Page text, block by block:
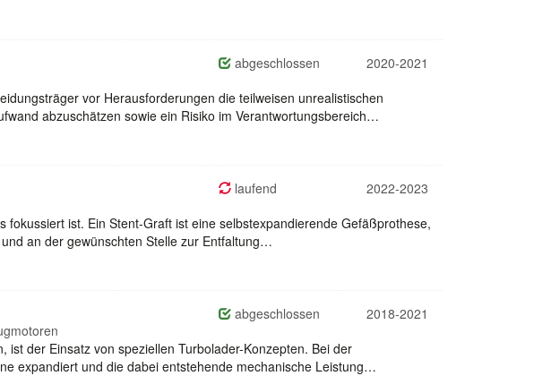
abgeschlossen
2020-2021
vor Herausforderungen die teilweisen unrealistischen
abzuschätzen sowie ein Risiko im Verantwortungsbereich…
laufend
2022-2023
ist. Ein Stent-Graft ist eine selbstexpandierende Gefäßprothese,
an der gewünschten Stelle zur Entfaltung…
abgeschlossen
2018-2021
der Einsatz von speziellen Turbolader-Konzepten. Bei der
expandiert und die dabei entstehende mechanische Leistung…